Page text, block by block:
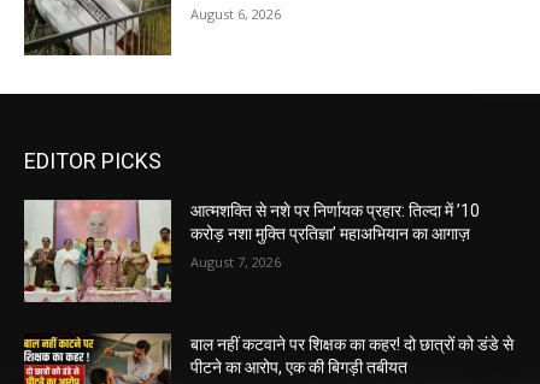
August 6, 2026
EDITOR PICKS
आत्मशक्ति से नशे पर निर्णायक प्रहार: तिल्दा में ’10
करोड़ नशा मुक्ति प्रतिज्ञा’ महाअभियान का आगाज़
August 7, 2026
बाल नहीं कटवाने पर शिक्षक का कहर! दो छात्रों को डंडे से
पीटने का आरोप, एक की बिगड़ी तबीयत